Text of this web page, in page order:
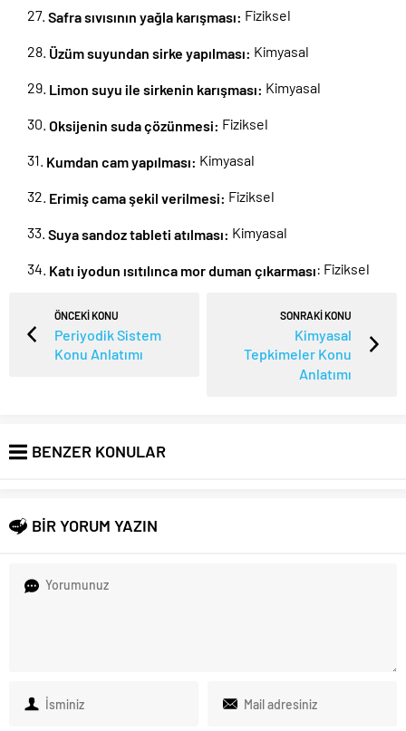
Safra sıvısının yağla karışması: Fiziksel
Üzümsuyundan sirke yapılması: Kimyasal
Limon suyu ile sirkenin karışması: Kimyasal
Oksijenin suda çözünmesi: Fiziksel
Kumdan cam yapılması: Kimyasal
Erimişcama şekil verilmesi: Fiziksel
Suyasandoztableti atılması: Kimyasal
Katı iyodun ısıtılınca mor duman çıkarması: Fiziksel
ÖNCEKİ KONU
Periyodik Sistem
Konu Anlatımı
SONRAKİ KONU
Kimyasal
Tepkimeler Konu
Anlatımı
BENZER KONULAR
BİR YORUM YAZIN